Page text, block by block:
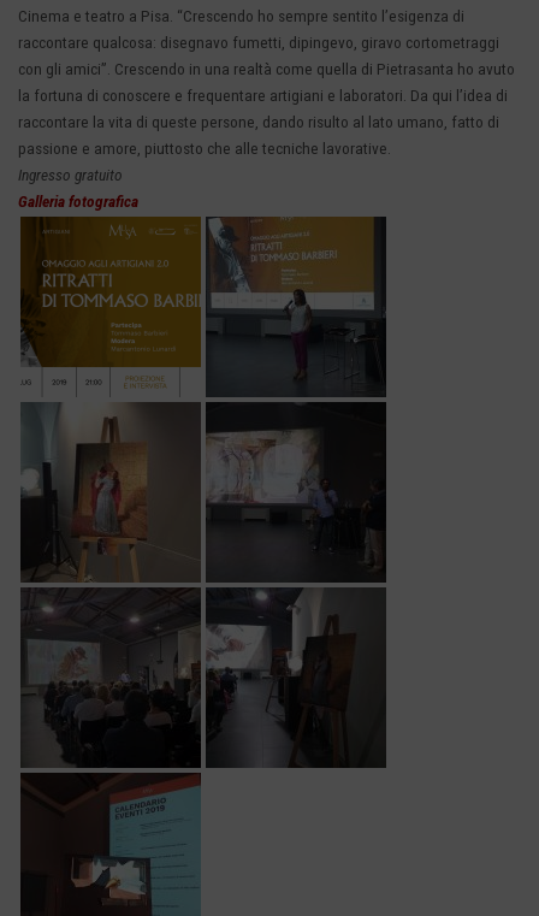
Cinema e teatro a Pisa. “Crescendo ho sempre sentito l’esigenza di
raccontare qualcosa: disegnavo fumetti, dipingevo, giravo cortometraggi
con gli amici”. Crescendo in una realtà come quella di Pietrasanta ho avuto
la fortuna di conoscere e frequentare artigiani e laboratori. Da qui l’idea di
raccontare la vita di queste persone, dando risulto al lato umano, fatto di
passione e amore, piuttosto che alle tecniche lavorative.
Ingresso gratuito
Galleria fotografica